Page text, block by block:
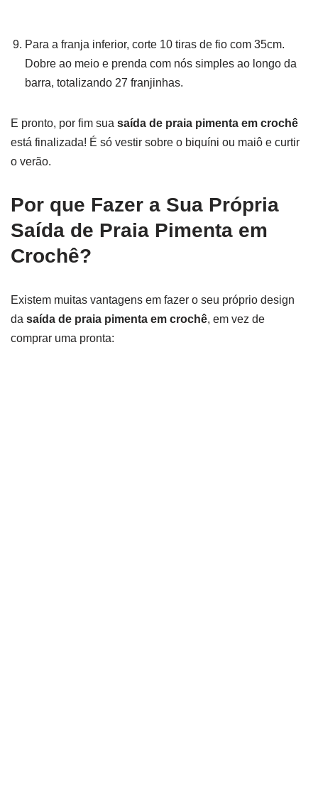
Para a franja inferior, corte 10 tiras de fio com 35cm.
Dobre ao meio e prenda com nós simples ao longo da
barra, totalizando 27 franjinhas.
E pronto, por fim sua saída de praia pimenta em crochê
está finalizada! É só vestir sobre o biquíni ou maiô e curtir
o verão.
Por que Fazer a Sua Própria
Saída de Praia Pimenta em
Crochê?
Existem muitas vantagens em fazer o seu próprio design
da saída de praia pimenta em crochê, em vez de
comprar uma pronta: